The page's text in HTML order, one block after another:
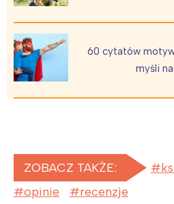
60 cytatów
myśli
ZOBACZ TAKŻE:
opinie
recenzje